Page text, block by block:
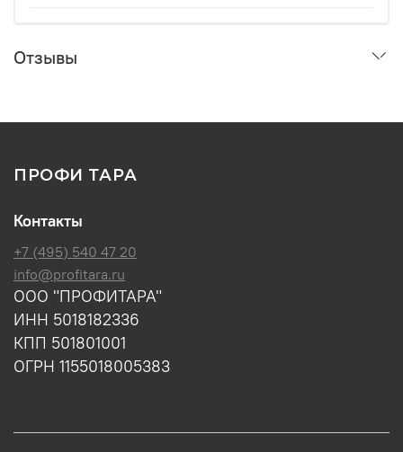
Отзывы
ПРОФИ ТАРА
Контакты
+7 (495) 540 47 20
info@profitara.ru
ООО "ПРОФИТАРА"
ИНН 5018182336
КПП 501801001
ОГРН 1155018005383